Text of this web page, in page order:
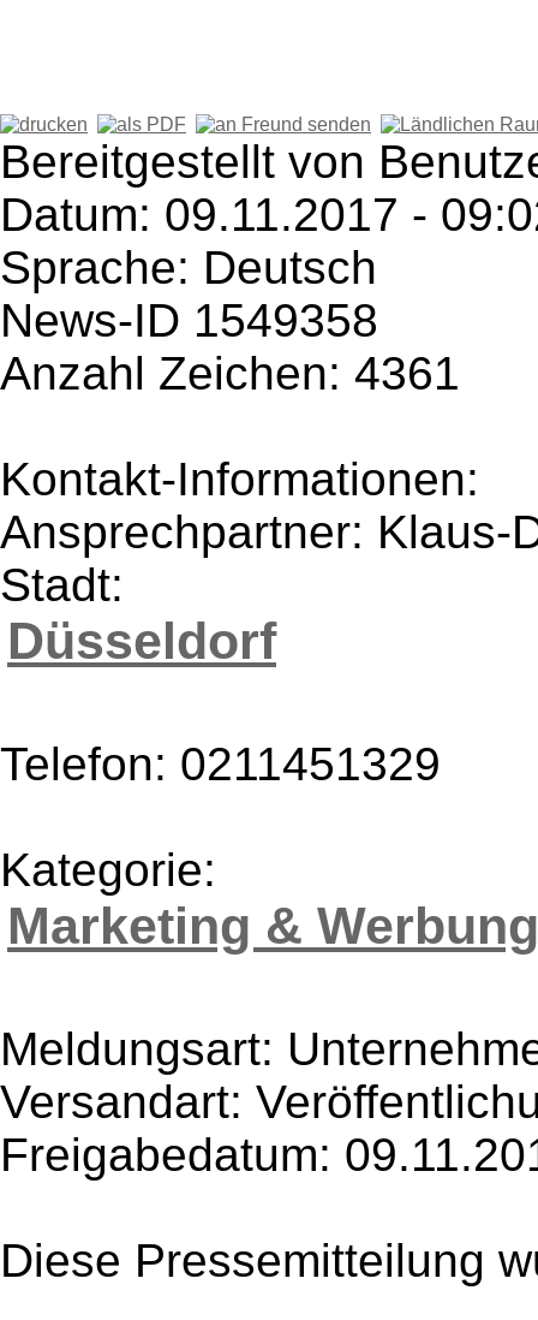
Bereitgestellt von
Datum: 09.11.2017 -
Sprache: Deutsch
News-ID 1549358
Anzahl Zeichen: 4361
Kontakt-Informationen:
Ansprechpartner: Klaus-
Stadt:
Düsseldorf
Telefon: 0211451329
Kategorie:
Marketing & Werbung
Meldungsart:
Versandart:
Freigabedatum:
Diese Pressemitteilung